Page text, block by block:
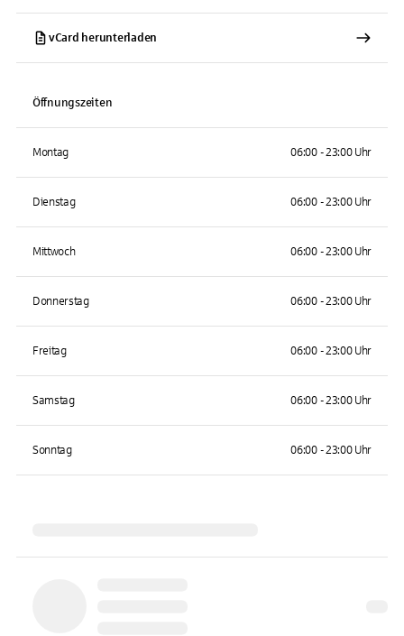
vCard herunterladen
Öffnungszeiten
Montag 06:00 - 23:00 Uhr
Dienstag 06:00 - 23:00 Uhr
Mittwoch 06:00 - 23:00 Uhr
Donnerstag 06:00 - 23:00 Uhr
Freitag 06:00 - 23:00 Uhr
Samstag 06:00 - 23:00 Uhr
Sonntag 06:00 - 23:00 Uhr